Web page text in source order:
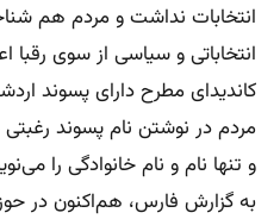
انتخابات نداشت و مردم هم
انتخاباتی و سیاسی از سوی رقبا
کاندیدای مطرح دارای پسوند
مردم در نوشتن نام پسوند
و تنها نام و نام خانوادگی را
به گزارش فارس، هم‌اکنون در